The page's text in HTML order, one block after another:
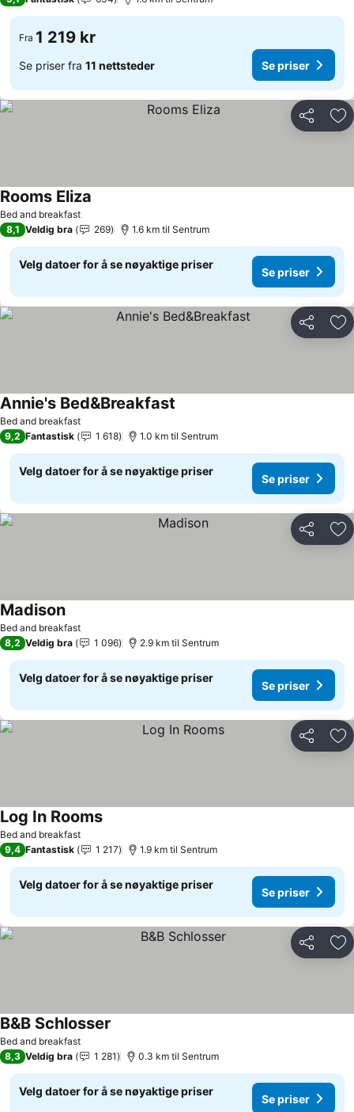
Fra 1 219 kr
Se priser fra 11 nettsteder Se priser
Del
Bed and breakfast
Rooms Eliza
8,1 Veldig bra 269 1.6 km til Sentrum
Velg datoer for å se nøyaktige priser
Se priser
Del
Bed and breakfast
Annie's Bed&Breakfast
9,2 Fantastisk 1 618 1.0 km til Sentrum
Velg datoer for å se nøyaktige priser
Se priser
Del
Bed and breakfast
Madison
8,2 Veldig bra 1 096 2.9 km til Sentrum
Velg datoer for å se nøyaktige priser
Se priser
Del
Bed and breakfast
Log In Rooms
9,4 Fantastisk 1 217 1.9 km til Sentrum
Velg datoer for å se nøyaktige priser
Se priser
Del
Bed and breakfast
B&B Schlosser
8,3 Veldig bra 1 281 0.3 km til Sentrum
Velg datoer for å se nøyaktige priser
Se priser